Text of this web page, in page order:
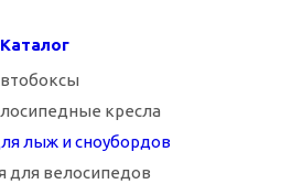
Каталог
кресла
лыж и сноубордов
для велосипедов